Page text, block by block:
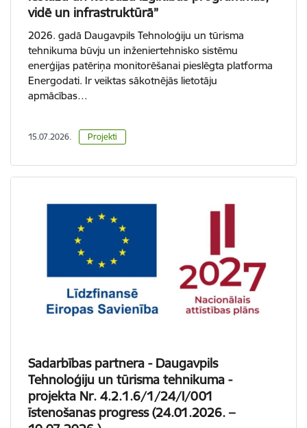
vidē un infrastruktūrā”
2026. gadā Daugavpils Tehnoloģiju un tūrisma
tehnikuma būvju un inženiertehnisko sistēmu
enerģijas patēriņa monitorēšanai pieslēgta platforma
Energodati. Ir veiktas sākotnējās lietotāju
apmācības…
15.07.2026. Projekti
Sadarbības partnera - Daugavpils
Tehnoloģiju un tūrisma tehnikuma -
projekta Nr. 4.2.1.6/1/24/I/001
īstenošanas progress (24.01.2026. –